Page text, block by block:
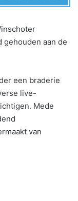
gehouden aan de
een braderie
live-
Mede
van